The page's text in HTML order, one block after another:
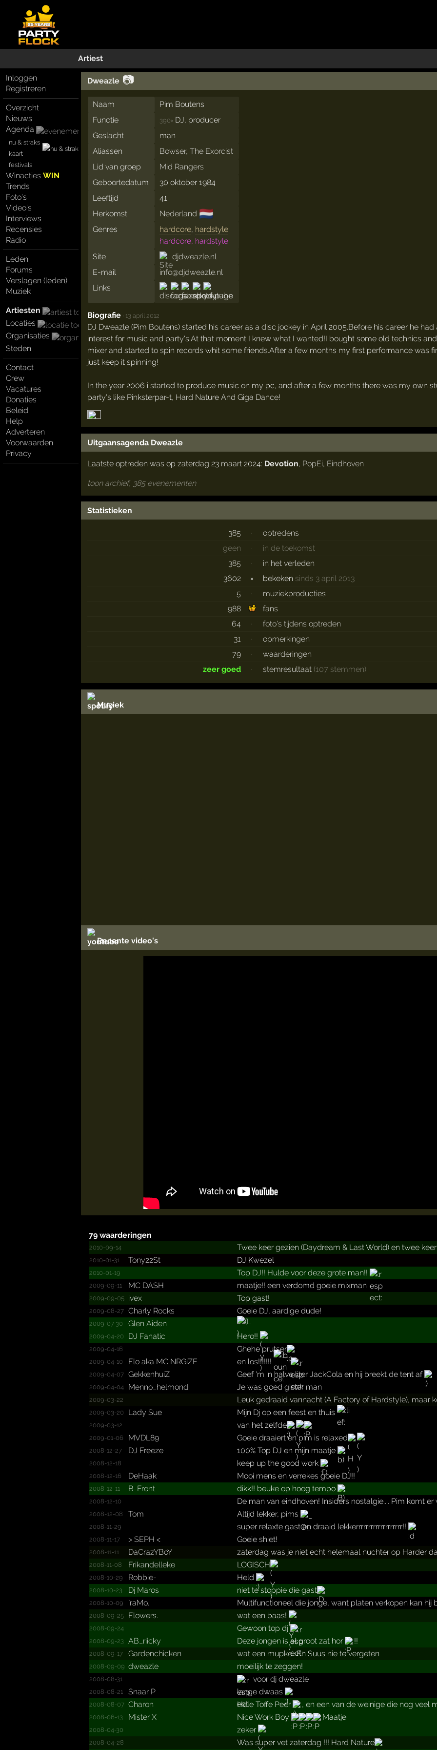
Artiest
Inloggen
Registreren
Overzicht
Nieuws
Agenda
nu & straks
kaart
festivals
WinactiesWIN
Trends
Foto's
Video's
Interviews
Recensies
Radio
Leden
Forums
Verslagen (leden)
Muziek
Artiesten
Locaties
Organisaties
Steden
Contact
Crew
Vacatures
Donaties
Beleid
Help
Adverteren
Voorwaarden
Privacy
Dweazle 📷
Naam
Pim Boutens
Functie
390× DJ, producer
Geslacht
man
Aliassen
Bowser,The Exorcist
Lid van groep
Mid Rangers
Geboortedatum
30 oktober 1984
Leeftijd
41
Herkomst
Nederland 🇳🇱
Genres hardcore, hardstyle
hardcore, hardstyle
Site
djdweazle.nl
E-mail
info@djdweazle.nl
Links
Biografie · 13 april 2012
DJ Dweazle (Pim Boutens) started his career as a disc jockey in April 2005.Before his career he had
interest for music and party's.At that moment I knew what I wanted!I bought some old technics
mixer and started to spin records whit some friends.After a few months my first performance was
just keep it spinning!
In the year 2006 i started to produce music on my pc, and after a few months there was my own
party's like Pinksterpar-t, Hard Nature And Giga Dance!
Uitgaansagenda Dweazle
Laatste optreden was op zaterdag 23 maart 2024: Devotion, PopEi, Eindhoven
toon archief, 385 evenementen
Statistieken
385 ·
optredens
geen
·
in de toekomst
385
·
in het verleden
3602
× bekeken sinds 3 april 2013
5
·
muziekproducties
988
fans
64
·
foto's tijdens optreden
31
·
opmerkingen
79
·
waarderingen
zeer goed
· stemresultaat (107 stemmen)
Muziek
Recente video's
79 waarderingen
2010-09-14 Twee keer gezien (Daydream & Last World) en twee
2010-01-31 Tony22St DJ Kwezel
2010-01-19 Top DJ!! Hulde voor deze grote man!!
2009-09-11 MC DASH maatje!! een verdomd goeie mixman
2009-09-05 ivex Top gast!
2009-08-27 Charly Rocks Goeie DJ, aardige dude!
2009-07-30 Glen Aiden
2009-04-20 DJ Fanatic Hero!!
2009-04-16 Ghehe prutser
2009-04-10 Flo aka MC NRGiZE en los!!!!!!!
2009-04-07 GekkenhuiZ Geef 'm 'n halve liter JackCola en hij breekt de tent af
2009-04-04 Menno_­helmond Je was goed gister man
2009-03-22 Leuk gedraaid vannacht (A Factory of Hardstyle), maar
2009-03-20 Lady Sue Mijn Dj op een feest en thuis
2009-03-12 van het zelfde
2009-01-06 MVDL89 Goeie draaiert en pim is relaxed
2008-12-27 DJ Freeze 100% Top DJ en mijn maatje
2008-12-18 keep up the good work
2008-12-16 DeHaak Mooi mens en verrekes goeie DJ!!
2008-12-11 B-Front dikk!! beuke op hoog tempo
2008-12-10 De man van eindhoven! Insiders nostalgie.... Pim komt er
2008-12-08 Tom Altijd lekker, pims
2008-11-29 super relaxte gast en draaid lekkerrrrrrrrrrrrrrrrrrr!!
2008-11-17 > SEPH < Goeie shiet!
2008-11-11 DaCrazYBoY zaterdag was je niet echt helemaal nuchter op Harder
2008-11-08 Frikan­dellek­e LOGISCH
2008-10-29 Robbie- Held
2008-10-23 Dj Maros niet te stoppie die gast
2008-10-09 `raMo. Multifunctioneel die jonge, want platen verkopen kan hij
2008-09-25 Flowers. wat een baas!
2008-09-24 Gewoon top dj
2008-09-23 AB_riicky Deze jongen is al groot zat hor !!
2008-09-17 Garden­chicke­n wat een mupke...En Suus nie te vergeten
2008-09-09 dweazle moeilijk te zeggen!
2008-08-31 voor dj dweazle
2008-08-21 Snaar P lange dwaas
2008-08-07 Charon Hele Toffe Peer , en een van de weinige die nog veel
2008-06-13 Mister X Nice Work Boy Maatje
2008-04-30 zeker
2008-04-28 Was super vet zaterdag !!! Hard Nature